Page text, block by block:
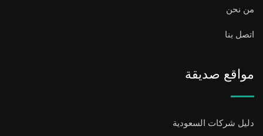
من نحن
اتصل بنا
مواقع صديقة
دليل شركات السعودية